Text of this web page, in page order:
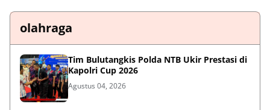
olahraga
Tim Bulutangkis Polda NTB Ukir Prestasi di
Kapolri Cup 2026
Agustus 04, 2026